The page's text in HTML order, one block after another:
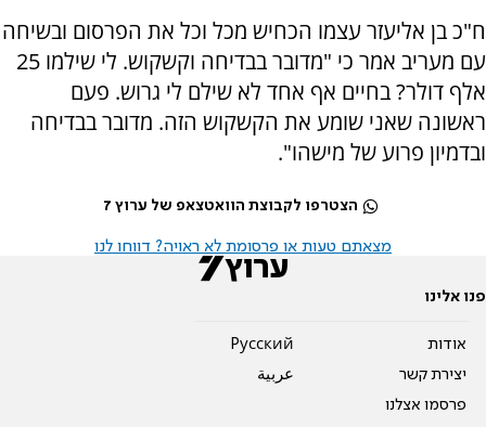
ח"כ בן אליעזר עצמו הכחיש מכל וכל את הפרסום ובשיחה
עם מעריב אמר כי "מדובר בבדיחה וקשקוש. לי שילמו 25
אלף דולר? בחיים אף אחד לא שילם לי גרוש. פעם
ראשונה שאני שומע את הקשקוש הזה. מדובר בבדיחה
ובדמיון פרוע של מישהו".
הצטרפו לקבוצת הוואטצאפ של ערוץ 7
מצאתם טעות או פרסומת לא ראויה? דווחו לנו
פנו אלינו
אודות
יצירת קשר
פרסמו אצלנו
Pусский
عربية